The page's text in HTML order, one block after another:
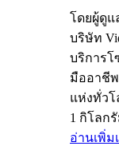
โดยผู้ดูแ
บริษัท
บริการ
มืออาชีพ
แห่งทั่วโ
1 กิโลก
อ่านเพิ่ม